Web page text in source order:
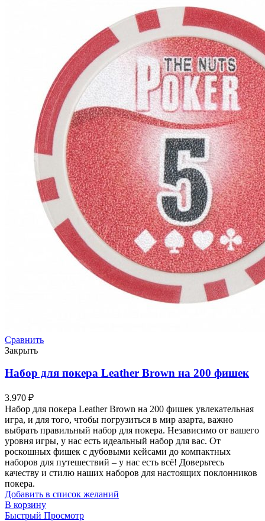
Сравнить
Закрыть
Набор для покера Leather Brown на 200 фишек
3.970 ₽
Набор для покера Leather Brown на 200 фишек увлекательная
игра, и для того, чтобы погрузиться в мир азарта, важно
выбрать правильный набор для покера. Независимо от вашего
уровня игры, у нас есть идеальный набор для вас. От
роскошных фишек с дубовыми кейсами до компактных
наборов для путешествий – у нас есть всё! Доверьтесь
качеству и стилю наших наборов для настоящих поклонников
покера.
Добавить в список желаний
В корзину
Быстрый Просмотр